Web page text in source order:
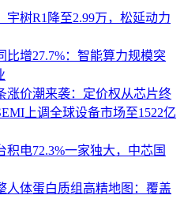
宇树R1降至2.99万，松延动力
增27.7%：智能算力规模突
涨价潮来袭：定价权从芯片终
上调全球设备市场至1522亿
电72.3%一家独大，中芯国
人体蛋白质组高精地图：覆盖